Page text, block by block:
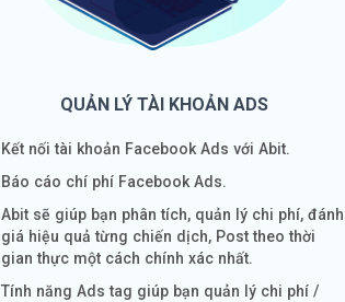
QUẢN LÝ TÀI KHOẢN ADS
Kết nối tài khoản Facebook Ads với Abit.
Báo cáo chí phí Facebook Ads.
Abit sẽ giúp bạn phân tích, quản lý chi phí, đánh
giá hiệu quả từng chiến dịch, Post theo thời
gian thực một cách chính xác nhất.
Tính năng Ads tag giúp bạn quản lý chi phí /